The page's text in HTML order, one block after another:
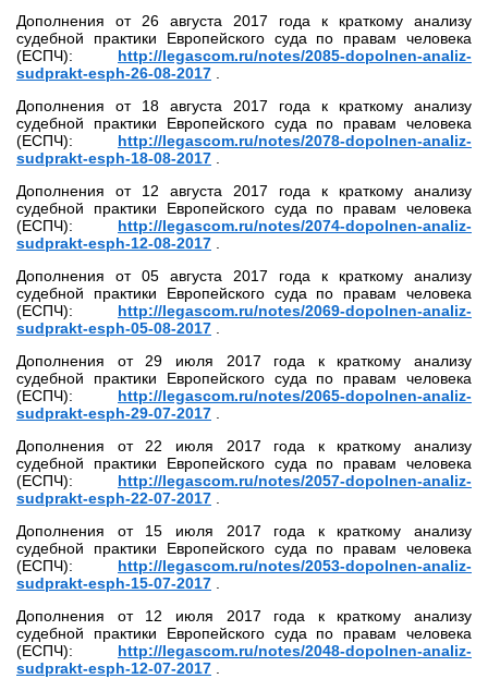
Дополнения от 26 августа 2017 года к краткому анализу
судебной практики Европейского суда по правам человека
(ЕСПЧ): http://legascom.ru/notes/2085-dopolnen-analiz-
sudprakt-esph-26-08-2017
Дополнения от 18 августа 2017 года к краткому анализу
судебной практики Европейского суда по правам человека
(ЕСПЧ): http://legascom.ru/notes/2078-dopolnen-analiz-
sudprakt-esph-18-08-2017
Дополнения от 12 августа 2017 года к краткому анализу
судебной практики Европейского суда по правам человека
(ЕСПЧ): http://legascom.ru/notes/2074-dopolnen-analiz-
sudprakt-esph-12-08-2017
Дополнения от 05 августа 2017 года к краткому анализу
судебной практики Европейского суда по правам человека
(ЕСПЧ): http://legascom.ru/notes/2069-dopolnen-analiz-
sudprakt-esph-05-08-2017
Дополнения от 29 июля 2017 года к краткому анализу
судебной практики Европейского суда по правам человека
(ЕСПЧ): http://legascom.ru/notes/2065-dopolnen-analiz-
sudprakt-esph-29-07-2017
Дополнения от 22 июля 2017 года к краткому анализу
судебной практики Европейского суда по правам человека
(ЕСПЧ): http://legascom.ru/notes/2057-dopolnen-analiz-
sudprakt-esph-22-07-2017
Дополнения от 15 июля 2017 года к краткому анализу
судебной практики Европейского суда по правам человека
(ЕСПЧ): http://legascom.ru/notes/2053-dopolnen-analiz-
sudprakt-esph-15-07-2017
Дополнения от 12 июля 2017 года к краткому анализу
судебной практики Европейского суда по правам человека
(ЕСПЧ): http://legascom.ru/notes/2048-dopolnen-analiz-
sudprakt-esph-12-07-2017